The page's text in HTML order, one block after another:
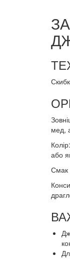
мед,
або
Смак